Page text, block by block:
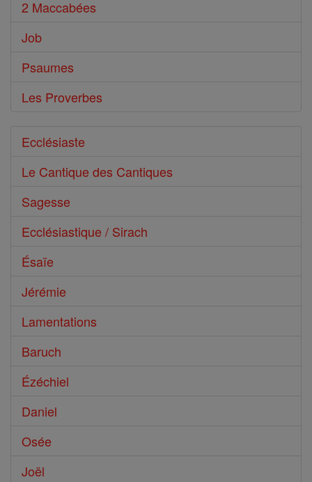
2 Maccabées
Job
Psaumes
Les Proverbes
Ecclésiaste
Le Cantique des Cantiques
Sagesse
Ecclésiastique / Sirach
Ésaïe
Jérémie
Lamentations
Baruch
Ézéchiel
Daniel
Osée
Joël